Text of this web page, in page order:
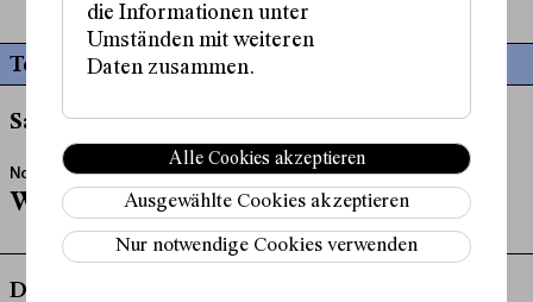
Termine
Samstag, 16. Jänner, 20:00 Uhr
Nora Abdel-Maksoud
Wokey Wokey
Donnerstag, 11. Februar, 20:00 Uhr
die Informationen unter
Umständen mit weiteren
Daten zusammen.
Alle Cookies akzeptieren
Ausgewählte Cookies akzeptieren
Nur notwendige Cookies verwenden